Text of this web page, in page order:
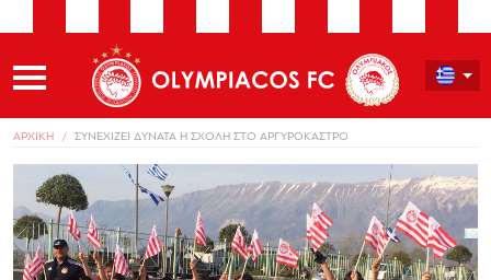
ΑΡΧΙΚΗ ΣΥΝΕΧΙΖΕΙ ΔΥΝΑΤΑ Η ΣΧΟΛΗ ΣΤΟ ΑΡΓΥΡΟΚΑΣΤΡΟ